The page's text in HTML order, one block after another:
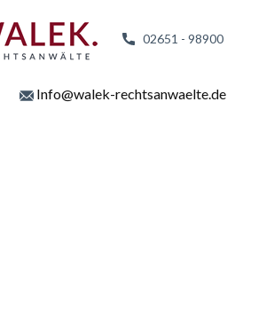
02651 - 98900
Info@walek-rechtsanwaelte.de